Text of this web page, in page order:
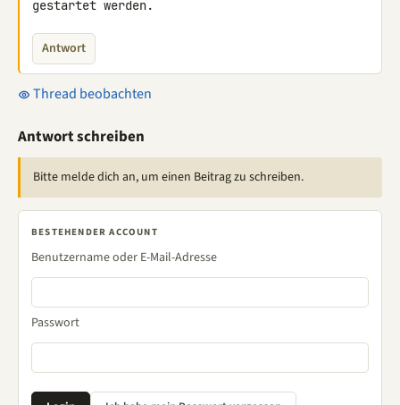
gestartet werden.
Antwort
Thread beobachten
Antwort schreiben
Bitte melde dich an, um einen Beitrag zu schreiben.
BESTEHENDER ACCOUNT
Benutzername oder E-Mail-Adresse
Passwort